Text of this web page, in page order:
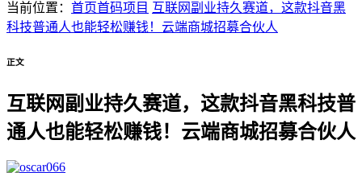
当前位置： 首页首码项目 互联网副业持久赛道，这款抖音黑
科技普通人也能轻松赚钱！云端商城招募合伙人
正文
互联网副业持久赛道，这款抖音黑科技普
通人也能轻松赚钱！云端商城招募合伙人